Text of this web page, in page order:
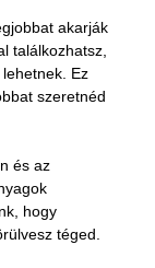
akarják
találkozhatsz,
Ez
szeretnéd
és az
hogy
téged.